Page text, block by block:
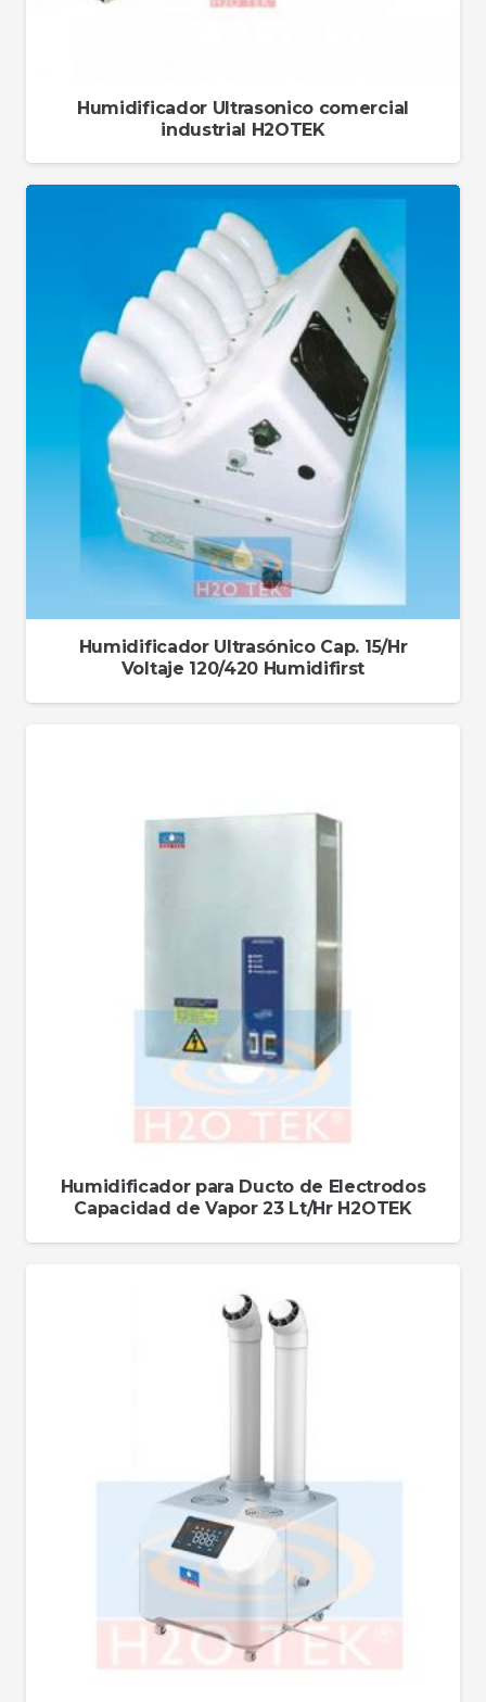
Humidificador Ultrasonico comercial
industrial H2OTEK
Humidificador Ultrasónico Cap. 15/Hr
Voltaje 120/420 Humidifirst
Humidificador para Ducto de Electrodos
Capacidad de Vapor 23 Lt/Hr H2OTEK